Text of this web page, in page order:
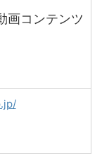
画コンテンツ